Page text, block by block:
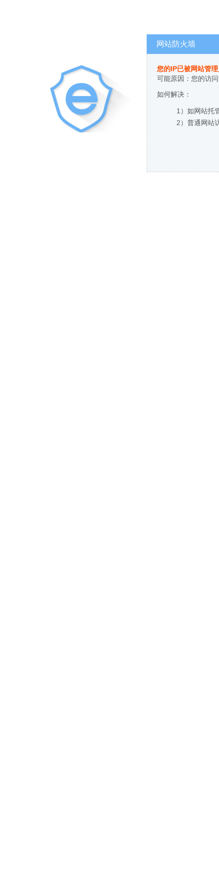
网站防火墙
您的IP已被网站管
可能原因：您的访
如何解决：
1）如网站托
2）普通网站